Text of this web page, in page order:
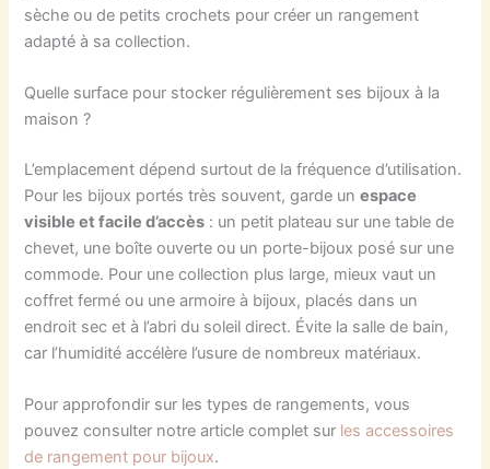
sèche ou de petits crochets pour créer un rangement
adapté à sa collection.
Quelle surface pour stocker régulièrement ses bijoux à la
maison ?
L’emplacement dépend surtout de la fréquence d’utilisation.
Pour les bijoux portés très souvent, garde unespace
visible et facile d’accès : un petit plateau sur une table de
chevet, une boîte ouverte ou un porte-bijoux posé sur une
commode. Pour une collection plus large, mieux vaut un
coffret fermé ou une armoire à bijoux, placés dans un
endroit sec et à l’abri du soleil direct. Évite la salle de bain,
car l’humidité accélère l’usure de nombreux matériaux.
Pour approfondir sur les types de rangements, vous
pouvez consulter notre article complet sur les accessoires
de rangement pour bijoux.